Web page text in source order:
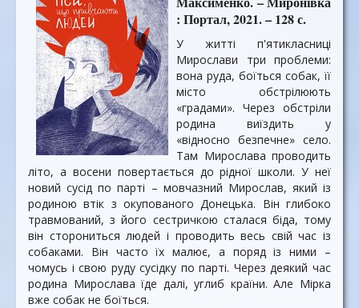
: Портал, 2021. – 128 с.
У житті п'ятикласниці
Мирослави три проблеми:
вона руда, боїться собак, її
місто обстрілюють
«градами». Через обстріли
родина виїздить у
«відносно безпечне» село.
Там Мирослава проводить
літо, а восени повертається до рідної школи. У неї
новий сусід по парті – мовчазний Мирослав, який із
родиною втік з окупованого Донецька. Він глибоко
травмований, з його сестричкою сталася біда, тому
він сторониться людей і проводить весь свій час із
собаками. Він часто їх малює, а поряд із ними –
чомусь і свою руду сусідку по парті. Через деякий час
родина Мирослава їде далі, углиб країни. Але Мірка
вже собак не боїться.